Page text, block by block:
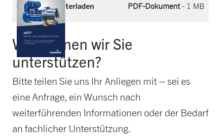
Jetzt herunterladen PDF-Dokument- 1 MB
Wie können wir Sie
unterstützen?
Bitte teilen Sie uns Ihr Anliegen mit – sei es
eine Anfrage, ein Wunsch nach
weiterführenden Informationen oder der Bedarf
an fachlicher Unterstützung.